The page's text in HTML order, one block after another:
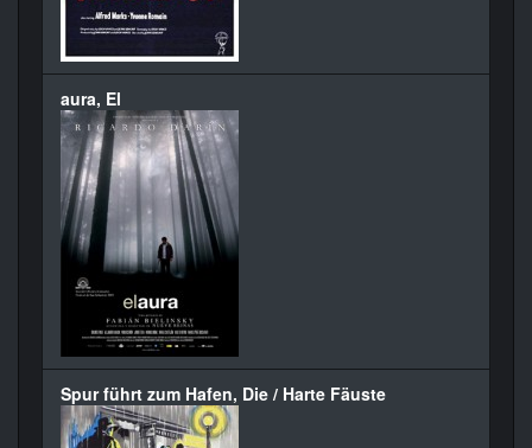
aura, El
Spur führt zum Hafen, Die / Harte Fäuste